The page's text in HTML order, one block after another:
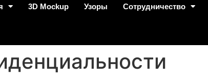
3D Mockup Узоры Сотрудничество